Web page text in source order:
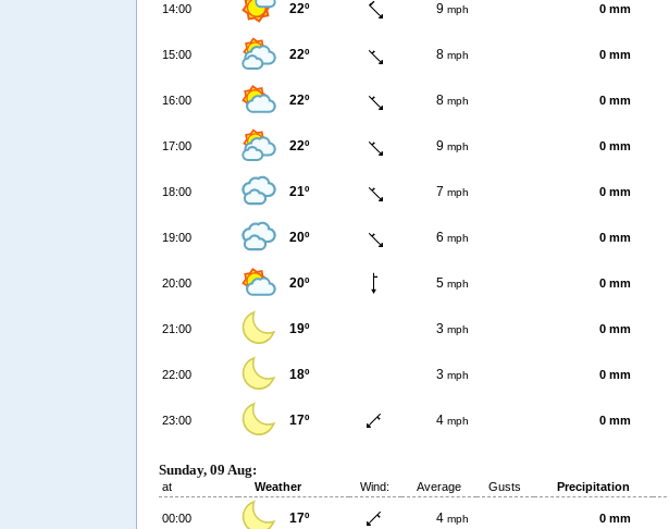
14:00 22º 9 mph 0 mm
15:00 22º 8 mph 0 mm
16:00 22º 8 mph 0 mm
17:00 22º 9 mph 0 mm
18:00 21º 7 mph 0 mm
19:00 20º 6 mph 0 mm
20:00 20º 5 mph 0 mm
21:00 19º 3 mph 0 mm
22:00 18º 3 mph 0 mm
23:00 17º 4 mph 0 mm
Sunday, 09 Aug:
at Weather Wind: Average Gusts Precipitation
00:00 17º 4 mph 0 mm